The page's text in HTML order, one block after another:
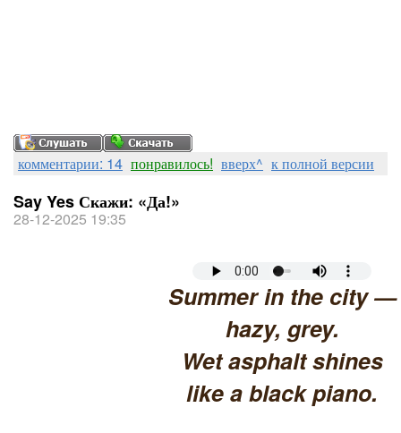
комментарии: 14 понравилось! вверх^ к полной версии
Say Yes Скажи: «Да!»
28-12-2025 19:35
Summer in the city —
hazy, grey.
Wet asphalt shines
like a black piano.